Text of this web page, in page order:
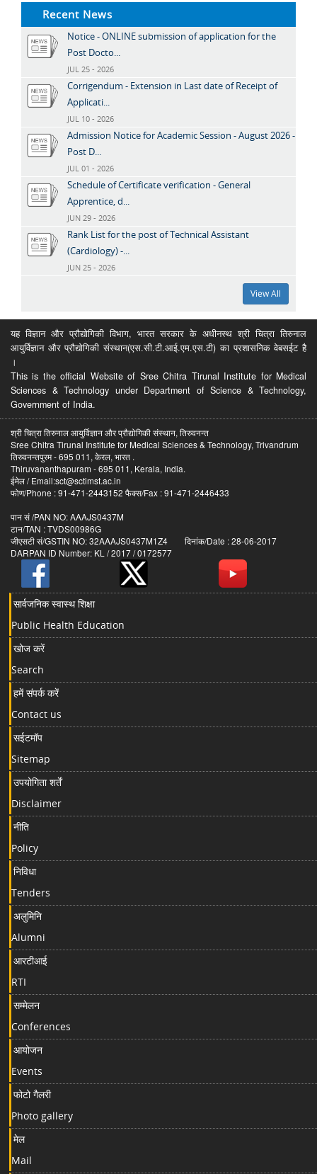
Recent News
Notice - ONLINE submission of application for the
Post Docto...
JUL 25 - 2026
Corrigendum - Extension in Last date of Receipt of
Applicati...
JUL 10 - 2026
Admission Notice for Academic Session - August 2026 -
Post D...
JUL 01 - 2026
Schedule of Certificate verification - General
Apprentice, d...
JUN 29 - 2026
Rank List for the post of Technical Assistant
(Cardiology) -...
JUN 25 - 2026
View All
यह विज्ञान और प्रौद्योगिकी विभाग, भारत सरकार के अधीनस्थ श्री चित्रा तिरुनाल
आयुर्विज्ञान और प्रौद्योगिकी संस्थान(एस.सी.टी.आई.एम.एस.टी) का प्रशासनिक वेबसईट है
।
This is the official Website of Sree Chitra Tirunal Institute for Medical
Sciences & Technology under Department of Science & Technology,
Government of India.
श्री चित्रा तिरुनाल आयुर्विज्ञान और प्रौद्योगिकी संस्थान, तिरुवनन्त
Sree Chitra Tirunal Institute for Medical Sciences & Technology, Trivandrum
तिरुवनन्तपुरम - 695 011, केरल, भारत .
Thiruvananthapuram - 695 011, Kerala, India.
ईमेल / Email:sct@sctimst.ac.in
फोण/Phone : 91-471-2443152 फैक्स/Fax : 91-471-2446433
पान सं /PAN NO: AAAJS0437M
टान/TAN : TVDS00986G
जीएसटी सं/GSTIN NO: 32AAAJS0437M1Z4 दिनांक/Date : 28-06-2017
DARPAN ID Number: KL / 2017 / 0172577
सार्वजनिक स्वास्थ शिक्षा
Public Health Education
खोज करें
Search
हमें संपर्क करें
Contact us
सईटमॉप
Sitemap
उपयोगिता शर्तें
Disclaimer
नीति
Policy
निविधा
Tenders
अलुमिनि
Alumni
आरटीआई
RTI
सम्मेलन
Conferences
आयोजन
Events
फोटो गैलरी
Photo gallery
मेल
Mail